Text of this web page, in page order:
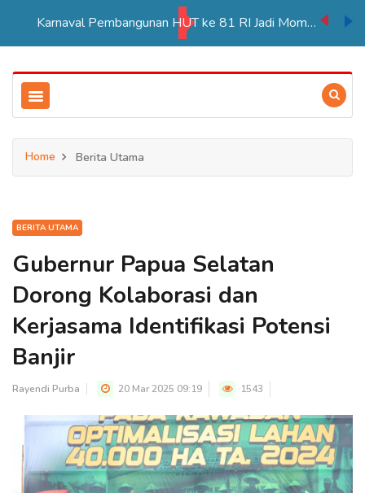
Karnaval Pembangunan HUT ke 81 RI Jadi Momentum Perkuat Persatuan di Merauke
Home Berita Utama
BERITA UTAMA
Gubernur Papua Selatan
Dorong Kolaborasi dan
Kerjasama Identifikasi Potensi
Banjir
Rayendi Purba 20 Mar 2025 09:19 1543